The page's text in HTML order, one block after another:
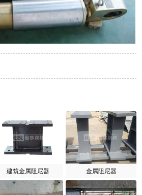
建筑金属阻尼器 金属阻尼器